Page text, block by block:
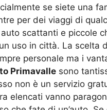
se siete una
per dei viaggi di
scattanti e piccole
uso in città. La scelta
personale ma i
Primavalle sono
non è un servizio
elencati vanno